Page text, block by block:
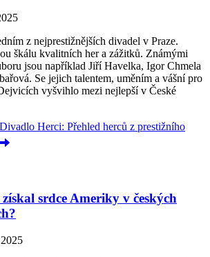
z nejprestižnějších divadel v Praze.
škálu kvalitních her a zážitků. Známými
jsou například Jiří Havelka, Igor Chmela
Se jejich talentem, uměním a vášní pro
vyšvihlo mezi nejlepší v České
Herci: Přehled herců z prestižního
srdce Ameriky v českých